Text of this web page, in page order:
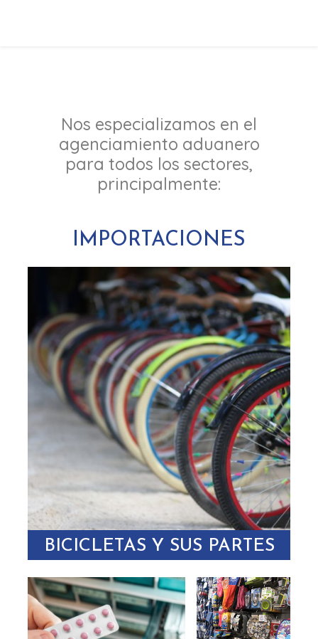
Nos especializamos en el
agenciamiento aduanero
para todos los sectores,
principalmente:
IMPORTACIONES
BICICLETAS Y SUS PARTES